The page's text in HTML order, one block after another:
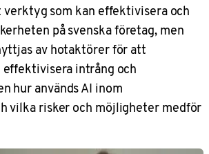
som kan effektivisera och
på svenska företag, men
av hotaktörer för att
intrång och
hur används AI inom
vilka risker och möjligheter medför